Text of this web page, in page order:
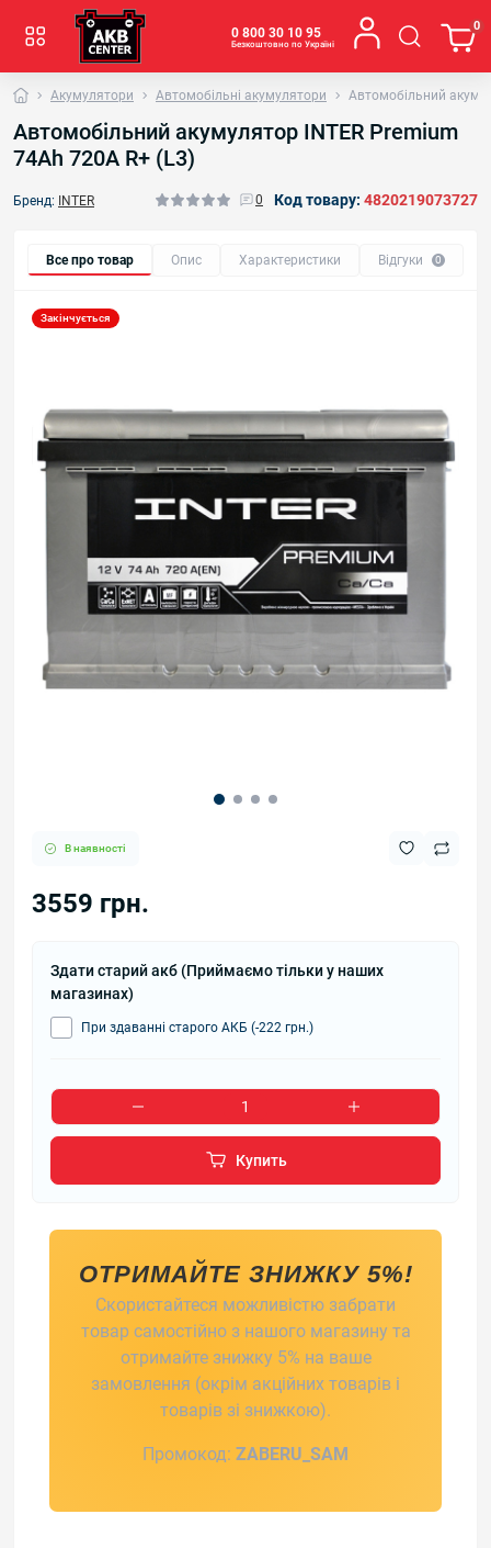
0 800 30 10 95
Безкоштовно по Україні
0
Акумулятори Автомобільні акумулятори Автомобільний
Автомобільний акумулятор INTER Premium
74Ah 720A R+ (L3)
Бренд: INTER 0 Код товару: 4820219073727
Все про товар Опис Характеристики Відгуки 0
Закінчується
В наявності
3559 грн.
Здати старий акб (Приймаємо тільки у наших
магазинах)
При здаванні старого АКБ (-222 грн.)
Купить
ОТРИМАЙТЕ ЗНИЖКУ 5%!
Скористайтеся можливістю забрати
товар самостійно з нашого магазину та
отримайте знижку 5% на ваше
замовлення (окрім акційних товарів і
товарів зі знижкою).
Промокод: ZABERU_SAM